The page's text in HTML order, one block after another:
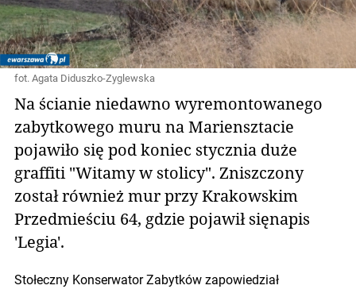
fot. Agata Diduszko-Zyglewska
Na ścianie niedawno wyremontowanego
zabytkowego muru na Mariensztacie
pojawiło się pod koniec stycznia duże
graffiti "Witamy w stolicy". Zniszczony
został również mur przy Krakowskim
Przedmieściu 64, gdzie pojawił sięnapis
'Legia'.
Stołeczny Konserwator Zabytków zapowiedział